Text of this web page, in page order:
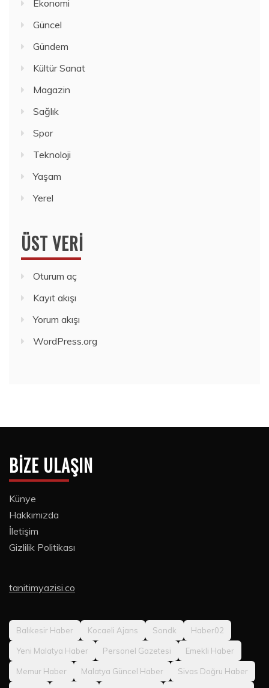
Ekonomi
Güncel
Gündem
Kültür Sanat
Magazin
Sağlık
Spor
Teknoloji
Yaşam
Yerel
ÜST VERI
Oturum aç
Kayıt akışı
Yorum akışı
WordPress.org
BIZE ULAŞIN
Künye
Hakkımızda
İletişim
Gizlilik Politikası
tanitimyazisi.co
Balıkesir Haber Kocaeli Ajans Sondk Haber02
Yeni Malatya Haber Personel Gazetesi Emekli Haber
Memur Haber Malatya Güncel Haber Sivas Doğru Haber